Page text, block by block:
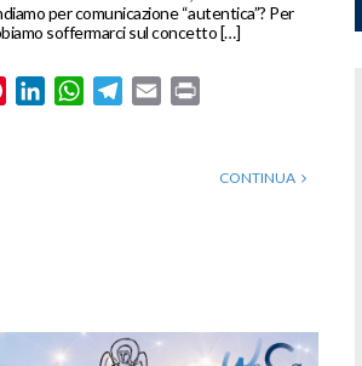
per comunicazione “autentica”? Per
soffermarci sul concetto […]
PinterestLinkedInWhatsApp
Telegram
Email
CONTINUA